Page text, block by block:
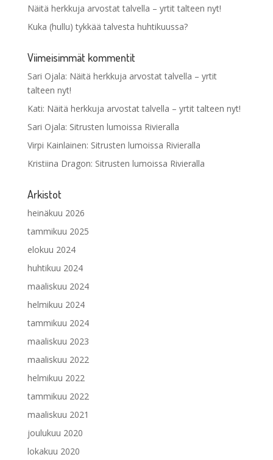
Näitä herkkuja arvostat talvella – yrtit talteen nyt!
Kuka (hullu) tykkää talvesta huhtikuussa?
Viimeisimmät kommentit
Sari Ojala: Näitä herkkuja arvostat talvella – yrtit
talteen nyt!
Kati: Näitä herkkuja arvostat talvella – yrtit talteen nyt!
Sari Ojala: Sitrusten lumoissa Rivieralla
Virpi Kainlainen: Sitrusten lumoissa Rivieralla
Kristiina Dragon: Sitrusten lumoissa Rivieralla
Arkistot
heinäkuu 2026
tammikuu 2025
elokuu 2024
huhtikuu 2024
maaliskuu 2024
helmikuu 2024
tammikuu 2024
maaliskuu 2023
maaliskuu 2022
helmikuu 2022
tammikuu 2022
maaliskuu 2021
joulukuu 2020
lokakuu 2020